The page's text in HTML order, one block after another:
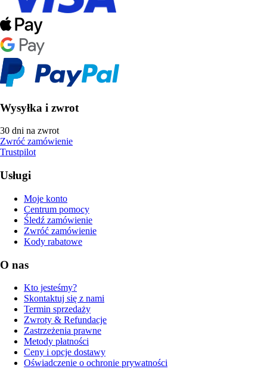
Wysyłka i zwrot
30 dni na zwrot
Zwróć zamówienie
Trustpilot
Usługi
Moje konto
Centrum pomocy
Śledź zamówienie
Zwróć zamówienie
Kody rabatowe
O nas
Kto jesteśmy?
Skontaktuj się z nami
Termin sprzedaży
Zwroty & Refundacje
Zastrzeżenia prawne
Metody płatności
Ceny i opcje dostawy
Oświadczenie o ochronie prywatności